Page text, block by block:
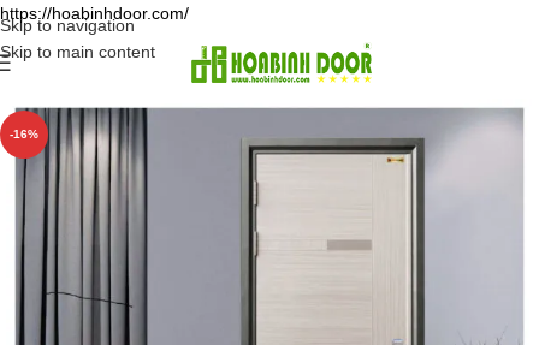
https://hoabinhdoor.com/
Skip to navigation
Skip to main content
-16%